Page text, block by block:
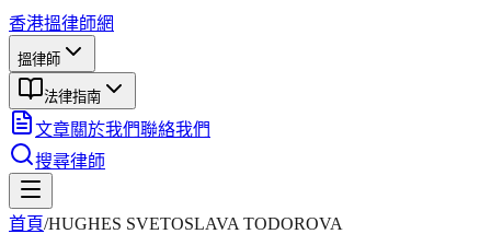
香港搵律師網
搵律師
法律指南
文章關於我們聯絡我們
搜尋律師
首頁/HUGHES SVETOSLAVA TODOROVA